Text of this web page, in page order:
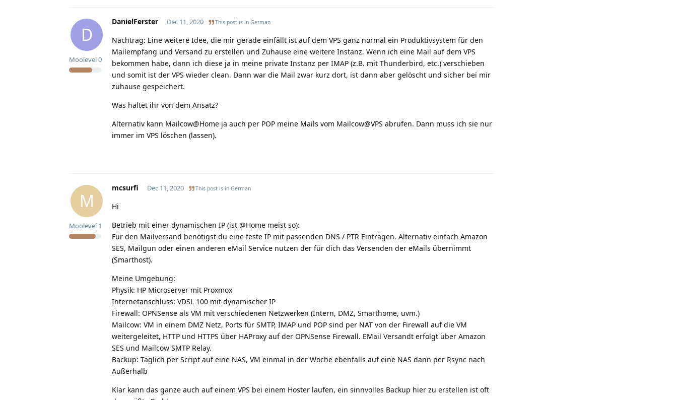
D
DanielFerster
Moolevel0
Dec 11, 2020 This post is in German
Nachtrag: Eine weitere Idee, die mir gerade einfällt ist auf dem VPS ganz normal ein Produktivsystem für den
Mailempfang und Versand zu erstellen und Zuhause eine weitere Instanz. Wenn ich eine Mail auf dem VPS
bekommen habe, dann ich diese ja in meine private Instanz per IMAP (z.B. mit Thunderbird, etc.) verschieben
und somit ist der VPS wieder clean. Dann war die Mail zwar kurz dort, ist dann aber gelöscht und sicher bei mir
zuhause gespeichert.
Was haltet ihr von dem Ansatz?
Alternativ kann Mailcow@Home ja auch per POP meine Mails vom Mailcow@VPS abrufen. Dann muss ich sie nur
immer im VPS löschen (lassen).
M
mcsurfi
Moolevel 1
Dec 11, 2020 This post is in German
Hi
Betrieb mit einer dynamischen IP (ist @Home meist so):
Für den Mailversand benötigst du eine feste IP mit passenden DNS / PTR Einträgen. Alternativ einfach Amazon
SES, Mailgun oder einen anderen eMail Service nutzen der für dich das Versenden der eMails übernimmt
(Smarthost).
Meine Umgebung:
Physik: HP Microserver mit Proxmox
Internetanschluss: VDSL 100 mit dynamischer IP
Firewall: OPNSense als VM mit verschiedenen Netzwerken (Intern, DMZ, Smarthome, uvm.)
Mailcow: VM in einem DMZ Netz, Ports für SMTP, IMAP und POP sind per NAT von der Firewall auf die VM
weitergeleitet, HTTP und HTTPS über HAProxy auf der OPNSense Firewall. EMail Versandt erfolgt über Amazon
SES und Mailcow SMTP Relay.
Backup: Täglich per Script auf eine NAS, VM einmal in der Woche ebenfalls auf eine NAS dann per Rsync nach
Außerhalb
Klar kann das ganze auch auf einem VPS bei einem Hoster laufen, ein sinnvolles Backup hier zu erstellen ist oft